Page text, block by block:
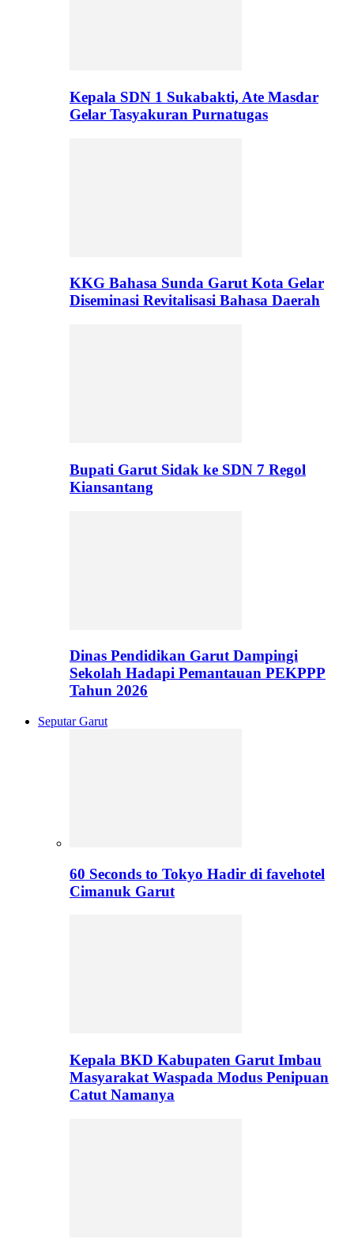
Kepala SDN 1 Sukabakti, Ate Masdar
Gelar Tasyakuran Purnatugas
KKG Bahasa Sunda Garut Kota Gelar
Diseminasi Revitalisasi Bahasa Daerah
Bupati Garut Sidak ke SDN 7 Regol
Kiansantang
Dinas Pendidikan Garut Dampingi
Sekolah Hadapi Pemantauan PEKPPP
Tahun 2026
Seputar Garut
60 Seconds to Tokyo Hadir di favehotel
Cimanuk Garut
Kepala BKD Kabupaten Garut Imbau
Masyarakat Waspada Modus Penipuan
Catut Namanya